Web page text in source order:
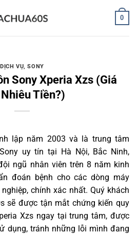
0
DỊCH VỤ,SONY
Sony Xperia Xzs (Giá
Tiền?)
lập năm 2003 và là trung tâm
uy tín tại Hà Nội, Bắc Ninh,
ngũ nhân viên trên 8 năm kinh
đoán bệnh cho các dòng máy
chính xác nhất. Quý khách
sẽ được tận mắt chứng kiến quy
Xzs ngay tại trung tâm, được
dụng, tránh những lỗi mình đang